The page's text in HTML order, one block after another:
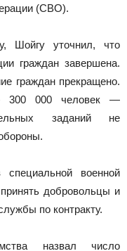
(СВО).
Шойгу уточнил, что
граждан завершена.
граждан прекращено.
300 000 человек —
заданий не
военной
добровольцы и
по контракту.
назвал число